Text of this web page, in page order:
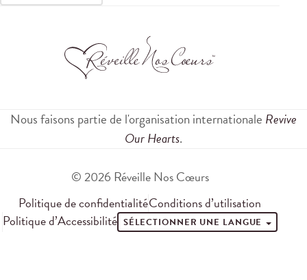
Nous faisons partie de l'organisation internationale Revive
Our Hearts.
© 2026 Réveille Nos Cœurs
Politique de confidentialitéConditions d’utilisation
Politique d’Accessibilité SÉLECTIONNER UNE LANGUE